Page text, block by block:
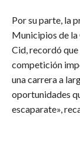
Por su parte, la
Municipios de
Cid, recordó que
competición
una carrera a
oportunidades
escaparate»,